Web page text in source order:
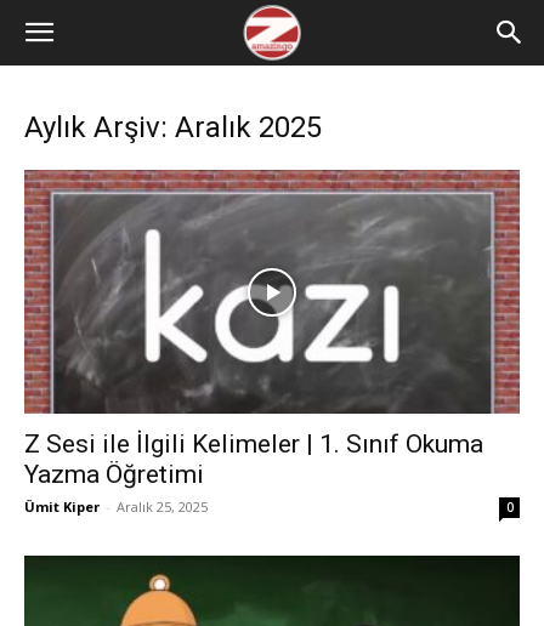
Aylık Arşiv: Aralık 2025
Z Sesi ile İlgili Kelimeler | 1. Sınıf Okuma
Yazma Öğretimi
Ümit Kiper - Aralık 25, 2025 0